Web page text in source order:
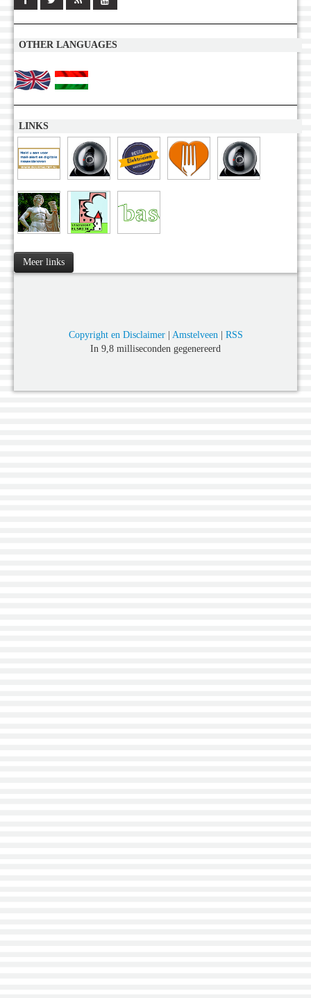
OTHER LANGUAGES
LINKS
Meer links
Copyright en Disclaimer| Amstelveen| RSS
In 9,8 milliseconden gegenereerd